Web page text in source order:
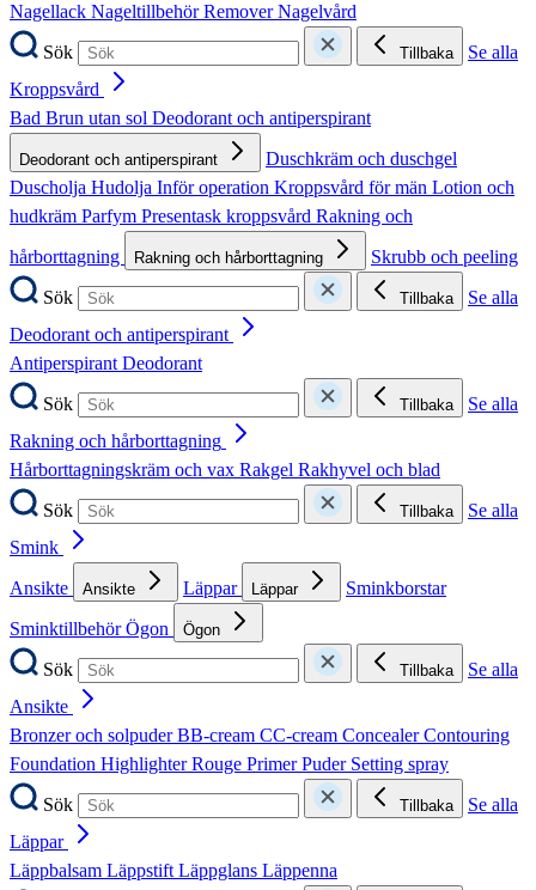
Nagellack NageltillbehörRemoverNagelvård
Sök
Tillbaka
Se alla
Kroppsvård
Bad Brun utan sol Deodorant och antiperspirant
Deodorant och antiperspirant
Duschkräm och duschgel
Duscholja Hudolja Inför operation Kroppsvård för män Lotion och
hudkräm Parfym Presentask kroppsvård Rakning och
hårborttagning
Rakning och hårborttagning
Skrubb och peeling
Sök
Tillbaka
Se alla
Deodorant och antiperspirant
AntiperspirantDeodorant
Sök
Tillbaka
Se alla
Rakning och hårborttagning
Hårborttagningskräm och vax Rakgel Rakhyvel och blad
Sök
Tillbaka
Se alla
Smink
Ansikte
Ansikte Läppar Läppar
Sminkborstar
SminktillbehörÖgon Ögon
Sök Tillbaka
Se alla
Ansikte
Bronzer och solpuderBB-cream CC-cream ConcealerContouring
Foundation HighlighterRouge PrimerPuder Setting spray
Sök
Tillbaka
Se alla
Läppar
Läppbalsam LäppstiftLäppglans Läppenna